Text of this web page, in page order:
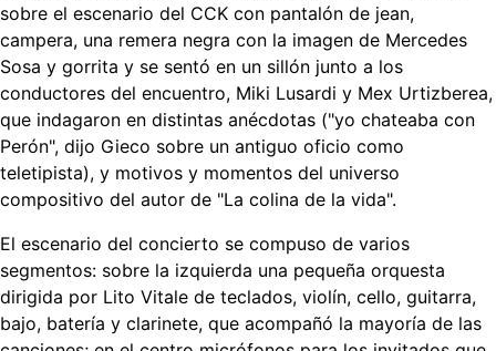
sobre el escenario del CCK con pantalón de jean,
campera, una remera negra con la imagen de Mercedes
Sosa y gorrita y se sentó en un sillón junto a los
conductores del encuentro, Miki Lusardi y Mex Urtizberea,
que indagaron en distintas anécdotas ("yo chateaba con
Perón", dijo Gieco sobre un antiguo oficio como
teletipista), y motivos y momentos del universo
compositivo del autor de "La colina de la vida".
El escenario del concierto se compuso de varios
segmentos: sobre la izquierda una pequeña orquesta
dirigida por Lito Vitale de teclados, violín, cello, guitarra,
bajo, batería y clarinete, que acompañó la mayoría de las